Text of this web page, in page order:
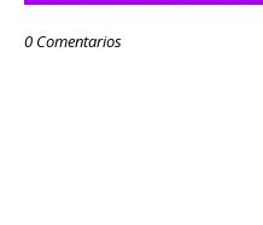
0 Comentarios